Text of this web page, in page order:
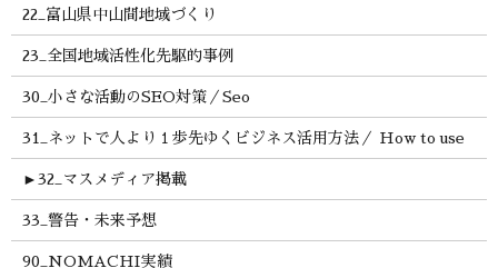
22_富山県中山間地域づくり
23_全国地域活性化先駆的事例
30_小さな活動のSEO対策／Seo
31_ネットで人より１歩先ゆくビジネス活用方法／ How to use
► 32_マスメディア掲載
33_警告・未来予想
90_NOMACHI実績